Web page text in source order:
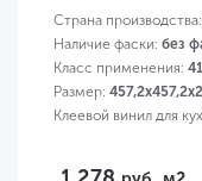
Страна производства:
Наличие фаски: без
Класс применения:
Размер:
Клеевой винил для